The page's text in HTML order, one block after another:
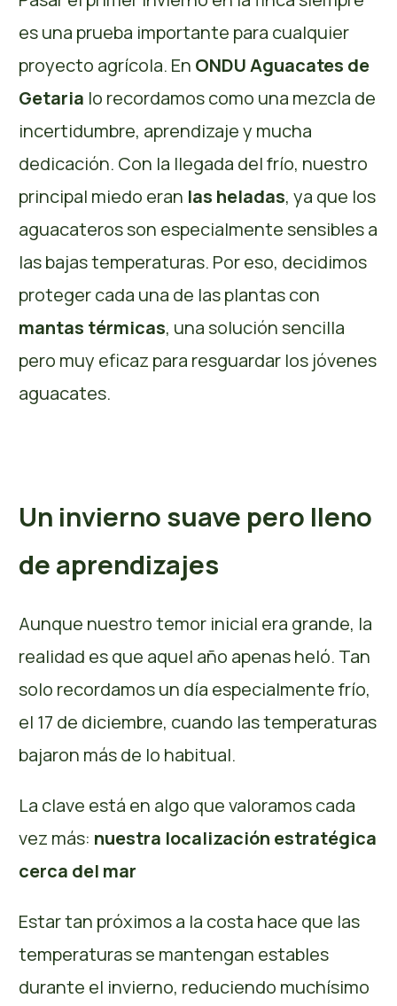
es una prueba importante para cualquier
proyecto agrícola. En ONDU Aguacates de
Getaria lo recordamos como una mezcla de
incertidumbre, aprendizaje y mucha
dedicación. Con la llegada del frío, nuestro
principal miedo eran las heladas, ya que los
aguacateros son especialmente sensibles a
las bajas temperaturas. Por eso, decidimos
proteger cada una de las plantas con
mantas térmicas, una solución sencilla
pero muy eficaz para resguardar los jóvenes
aguacates.
Un invierno suave pero lleno
de aprendizajes
Aunque nuestro temor inicial era grande, la
realidad es que aquel año apenas heló. Tan
solo recordamos un día especialmente frío,
el 17 de diciembre, cuando las temperaturas
bajaron más de lo habitual.
La clave está en algo que valoramos cada
vez más: nuestra localización estratégica
cerca del mar
Estar tan próximos a la costa hace que las
temperaturas se mantengan estables
durante el invierno, reduciendo muchísimo